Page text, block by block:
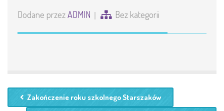
Dodane przezADMIN Bez kategorii
Zakończenie roku szkolnego Starszaków